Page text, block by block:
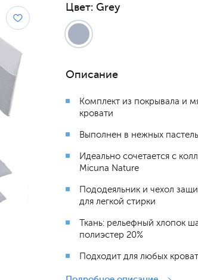
Цвет: Grey
Описание
Комплект из покрывала и
кровати
Выполнен в нежных
Идеально сочетается с
Micuna Nature
Пододеяльник и чехол
для легкой стирки
Ткань: рельефный хлопок
полиэстер 20%
Подходит для любых